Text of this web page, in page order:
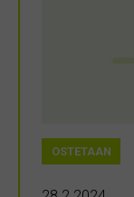
OSTETAAN